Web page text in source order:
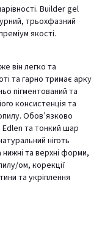
Builder gel
трьохфазний
якості.
він легко та
та гарно тримає арку
пігментований та
консистенція та
Обов’язково
та тонкий шар
ніготь
та верхні форми,
ом, корекції
та укріплення